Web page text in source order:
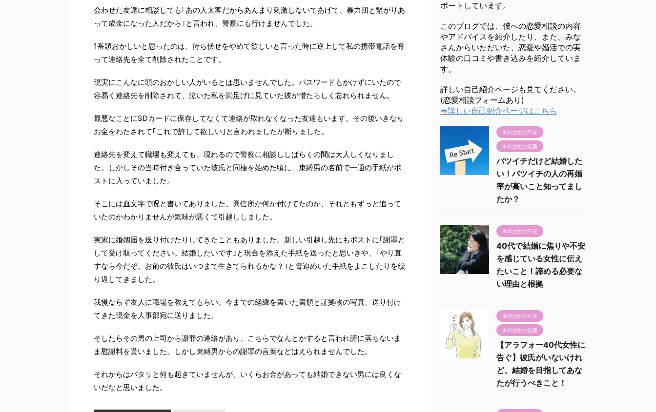
会わせた友達に相談しても｢あの人太客だからあんまり刺激しないであげて、暴力団と繋がりあ
って成金になった人だから｣と言われ、警察にも行けませんでした。
1番頭おかしいと思ったのは、待ち伏せをやめて欲しいと言った時に逆上して私の携帯電話を奪
って連絡先を全て削除されたことです。
現実にこんなに頭のおかしい人がいるとは思いませんでした。パスワードもかけずにいたので
容易く連絡先を削除されて、泣いた私を満足げに見ていた彼が憎たらしく忘れられません。
最悪なことにSDカードに保存してなくて連絡が取れなくなった友達もいます。その後いきなり
お金をわたされて｢これで許して欲しい｣と言われましたが断りました。
連絡先を変えて職場も変えても、現れるので警察に相談ししばらくの間は大人しくなりまし
た。しかしその当時付き合っていた彼氏と同棲を始めた頃に、束縛男の名前で一通の手紙がポ
ストに入っていました。
そこには血文字で呪と書いてありました。興信所か何か付けてたのか、それともずっと追って
いたのかわかりませんが気味が悪くて引越ししました。
実家に婚姻届を送り付けたりしてきたこともありました。新しい引越し先にもポストに｢謝罪と
して受け取ってください。結婚したいです｣と現金を添えた手紙を送ったと思いきや、｢やり直
すなら今だぞ。お前の彼氏はいつまで生きてられるかな？｣と脅迫めいた手紙をよこしたりを繰
り返してきました。
我慢ならず友人に職場を教えてもらい、今までの経緯を書いた書類と証拠物の写真、送り付け
てきた現金を人事部宛に送りました。
そしたらその男の上司から謝罪の連絡があり、こちらでなんとかすると言われ腑に落ちないま
ま慰謝料を貰いました。しかし束縛男からの謝罪の言葉などはえられませんでした。
それからはパタリと何も起きていませんが、いくらお金があっても結婚できない男には良くな
いだなと思いました。
ポートしています。
このブログでは、僕への恋愛相談の内容
やアドバイスを紹介したり、また、みな
さんからいただいた、恋愛や婚活での実
体験の口コミや書き込みを紹介していま
す。
詳しい自己紹介ページも見てください。
(恋愛相談フォームあり)
⇒詳しい自己紹介ページはこちら
40代女性の不安
40代女性の恋愛
バツイチだけど結婚した
い！バツイチの人の再婚
率が高いこと知ってまし
たか？
40代女性の不安
40代で結婚に焦りや不安
を感じている女性に伝え
たいこと！諦める必要な
い理由と根拠
40代女性の不安
40代女性の恋愛
【アラフォー40代女性に
告ぐ】彼氏がいないけれ
ど、結婚を目指してあな
たが行うべきこと！